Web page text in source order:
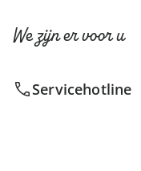
We zijn er voor u
Servicehotline